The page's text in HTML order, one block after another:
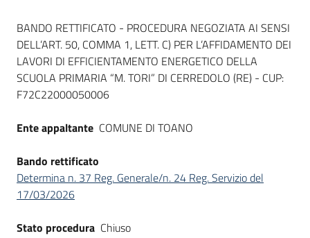
Dati del bando
BANDO RETTIFICATO - PROCEDURA NEGOZIATA AI SENSI
DELL’ART. 50, COMMA 1, LETT. C) PER L’AFFIDAMENTO DEI
LAVORI DI EFFICIENTAMENTO ENERGETICO DELLA
SCUOLA PRIMARIA “M. TORI” DI CERREDOLO (RE) - CUP:
F72C22000050006
Ente appaltante COMUNE DI TOANO
Bando rettificato
Determina n. 37 Reg. Generale/n. 24 Reg. Servizio del
17/03/2026
Stato procedura Chiuso